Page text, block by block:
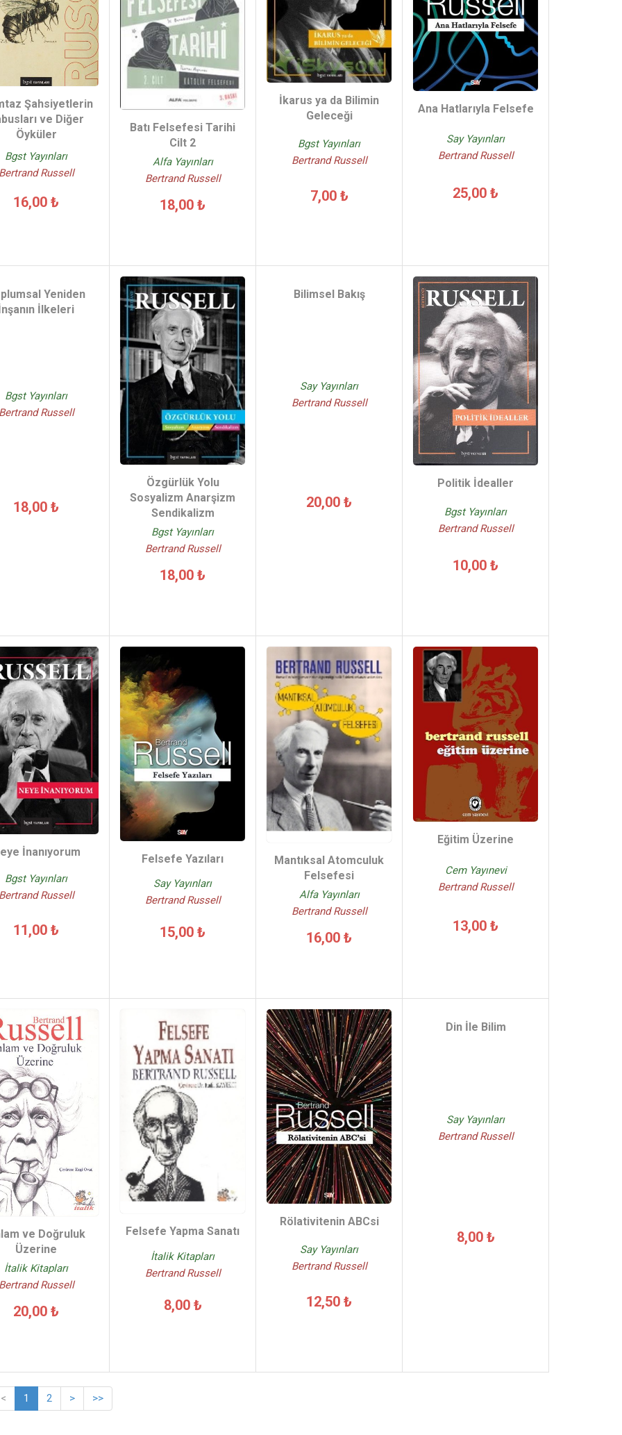
Şahsiyetlerin
ve Diğer
Öyküler
Bgst Yayınları
Russell
16,00 ₺
Batı Felsefesi Tarihi
Cilt 2
Alfa Yayınları
Bertrand Russell
18,00 ₺
İkarus ya da Bilimin
Geleceği
Bgst Yayınları
Bertrand Russell
7,00 ₺
Ana Hatlarıyla Felsefe
Say Yayınları
Bertrand Russell
25,00 ₺
Yeniden
İlkeleri
Bgst Yayınları
Russell
18,00 ₺
Özgürlük Yolu
Sosyalizm Anarşizm
Sendikalizm
Bgst Yayınları
Bertrand Russell
18,00 ₺
Bilimsel Bakış
Say Yayınları
Bertrand Russell
20,00 ₺
Politik İdealler
Bgst Yayınları
Bertrand Russell
10,00 ₺
İnanıyorum
Bgst Yayınları
Russell
11,00 ₺
Felsefe Yazıları
Say Yayınları
Bertrand Russell
15,00 ₺
Mantıksal Atomculuk
Felsefesi
Alfa Yayınları
Bertrand Russell
16,00 ₺
Eğitim Üzerine
Cem Yayınevi
Bertrand Russell
13,00 ₺
ve Doğruluk
Üzerine
İtalik Kitapları
Russell
20,00 ₺
Felsefe Yapma Sanatı
İtalik Kitapları
Bertrand Russell
8,00 ₺
Rölativitenin ABCsi
Say Yayınları
Bertrand Russell
12,50 ₺
Din İle Bilim
Say Yayınları
Bertrand Russell
8,00 ₺
< 1 2 > >>